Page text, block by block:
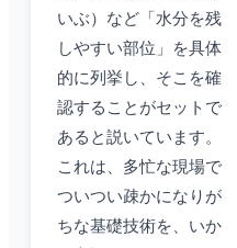
いぶ）など「水分を残
しやすい部位」を具体
的に列挙し、そこを確
認することがセットで
あると説いています。
これは、多忙な現場で
ついつい疎かになりが
ちな基礎技術を、いか